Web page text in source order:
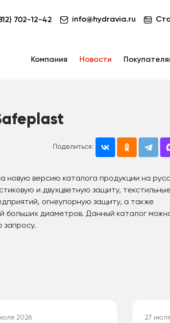
702-12-42 info@hydravia.ru
Компания Новости
Поделиться:
новую версию каталога продукции на
и двухцветную защиту,
огнеупорную защиту, а также
больших диаметров. Данный каталог
запросу.
2026 27